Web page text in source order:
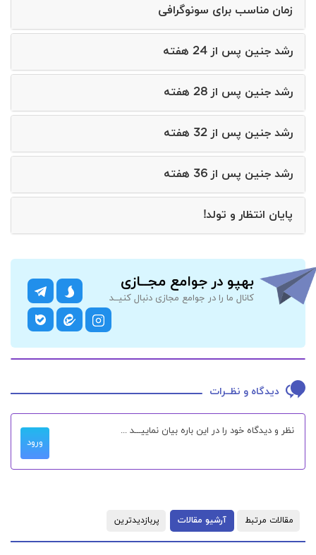
زمان مناسب برای سونوگرافی
رشد جنین پس از 24 هفته
رشد جنین پس از 28 هفته
رشد جنین پس از 32 هفته
رشد جنین پس از 36 هفته
پایان انتظار و تولد!
بهپو در جوامع مجــازی
کانال ما را در جوامع مجازی دنبال کنیــد
دیدگاه و نظــرات
ورود
مقالات مرتبط آرشیو مقالات پربازدیدترین